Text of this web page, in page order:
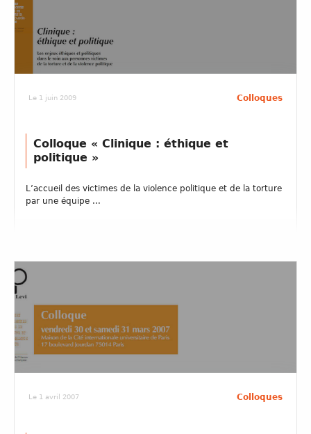
Le 1 juin 2009 Colloques
Colloque « Clinique : éthique et
politique »
L’accueil des victimes de la violence politique et de la torture
par une équipe ...
Le 1 avril 2007 Colloques